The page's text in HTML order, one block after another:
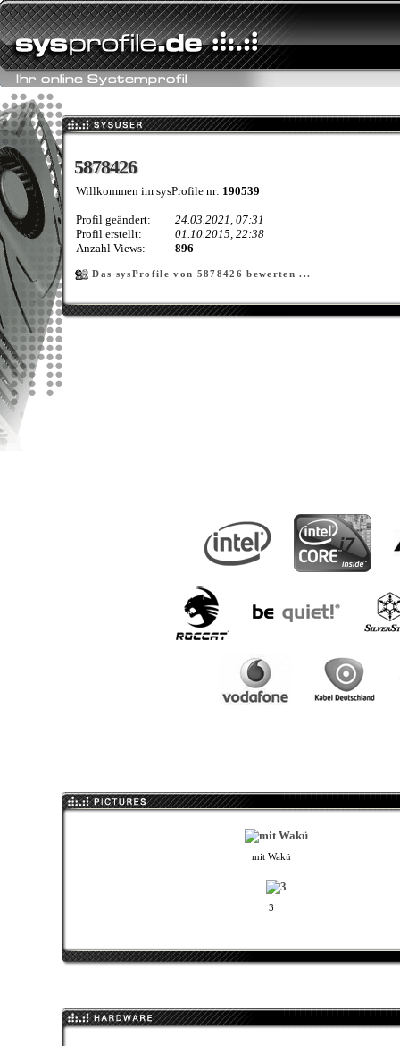
5878426
5878426
Willkommen im sysProfile nr: 190539
Profil geändert:
24.03.2021, 07:31
Profil erstellt:
01.10.2015, 22:38
Anzahl Views:
896
Das sysProfile von 5878426 bewerten ...
mit Wakü
3